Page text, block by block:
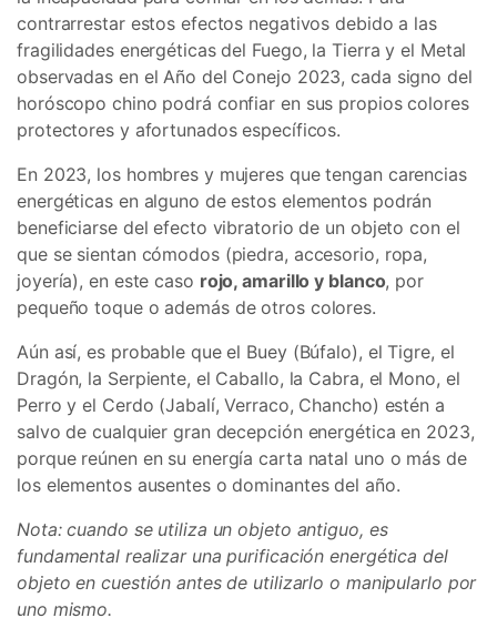
contrarrestar estos efectos negativos debido a las
fragilidades energéticas del Fuego, la Tierra y el Metal
observadas en el Año del Conejo 2023, cada signo del
horóscopo chino podrá confiar en sus propios colores
protectores y afortunados específicos.
En 2023, los hombres y mujeres que tengan carencias
energéticas en alguno de estos elementos podrán
beneficiarse del efecto vibratorio de un objeto con el
que se sientan cómodos (piedra, accesorio, ropa,
joyería), en este caso rojo, amarillo y blanco, por
pequeño toque o además de otros colores.
Aún así, es probable que el Buey (Búfalo), el Tigre, el
Dragón, la Serpiente, el Caballo, la Cabra, el Mono, el
Perro y el Cerdo (Jabalí, Verraco, Chancho) estén a
salvo de cualquier gran decepción energética en 2023,
porque reúnen en su energía carta natal uno o más de
los elementos ausentes o dominantes del año.
Nota: cuando se utiliza un objeto antiguo, es
fundamental realizar una purificación energética del
objeto en cuestión antes de utilizarlo o manipularlo por
uno mismo.